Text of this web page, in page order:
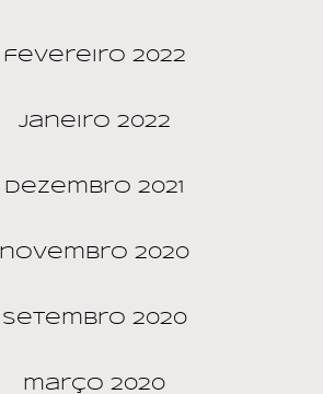
fevereiro 2022
janeiro 2022
dezembro 2021
novembro 2020
setembro 2020
março 2020